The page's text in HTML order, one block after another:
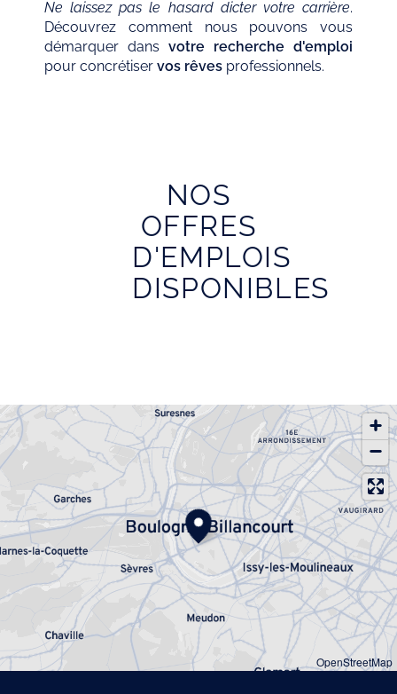
Ne laissez pas le hasard dicter votre carrière.
Découvrez comment nous pouvons vous
démarquer dans votre recherche d'emploi
pour concrétiser vos rêves professionnels.
NOS
OFFRES
D'EMPLOIS
DISPONIBLES
OpenStreetMap